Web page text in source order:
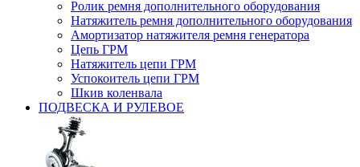
Ролик ремня дополнительного оборудования
Натяжитель ремня дополнительного оборудования
Амортизатор натяжителя ремня генератора
Цепь ГРМ
Натяжитель цепи ГРМ
Успокоитель цепи ГРМ
Шкив коленвала
ПОДВЕСКА И РУЛЕВОЕ